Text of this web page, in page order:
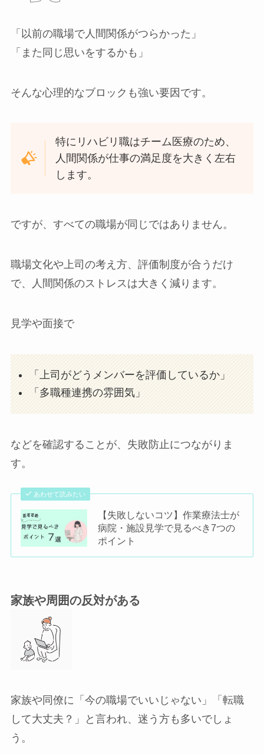
「以前の職場で人間関係がつらかった」
「また同じ思いをするかも」
そんな心理的なブロックも強い要因です。
特にリハビリ職はチーム医療のため、
人間関係が仕事の満足度を大きく左右
します。
ですが、すべての職場が同じではありません。
職場文化や上司の考え方、評価制度が合うだけ
で、人間関係のストレスは大きく減ります。
見学や面接で
「上司がどうメンバーを評価しているか」
「多職種連携の雰囲気」
などを確認することが、失敗防止につながりま
す。
あわせて読みたい
【失敗しないコツ】作業療法士が
病院・施設見学で見るべき7つの
ポイント
家族や周囲の反対がある
家族や同僚に「今の職場でいいじゃない」「転職
して大丈夫？」と言われ、迷う方も多いでしょ
う。